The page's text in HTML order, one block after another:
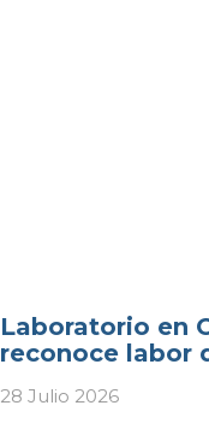
Laboratorio en
reconoce labor
28 Julio 2026